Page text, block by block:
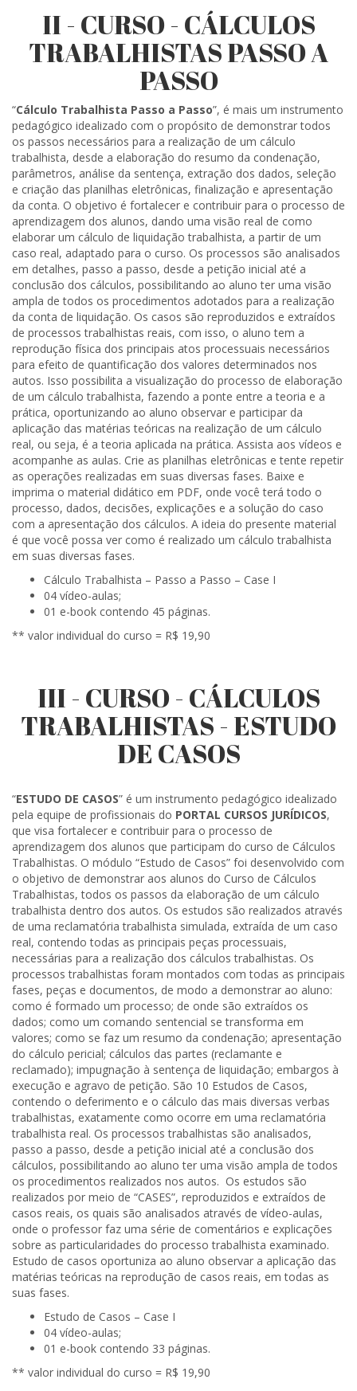
II - CURSO - CÁLCULOS
TRABALHISTAS PASSO A
PASSO
“Cálculo Trabalhista Passo a Passo”, é mais um instrumento
pedagógico idealizado com o propósito de demonstrar todos
os passos necessários para a realização de um cálculo
trabalhista, desde a elaboração do resumo da condenação,
parâmetros, análise da sentença, extração dos dados, seleção
e criação das planilhas eletrônicas, finalização e apresentação
da conta. O objetivo é fortalecer e contribuir para o processo de
aprendizagem dos alunos, dando uma visão real de como
elaborar um cálculo de liquidação trabalhista, a partir de um
caso real, adaptado para o curso. Os processos são analisados
em detalhes, passo a passo, desde a petição inicial até a
conclusão dos cálculos, possibilitando ao aluno ter uma visão
ampla de todos os procedimentos adotados para a realização
da conta de liquidação. Os casos são reproduzidos e extraídos
de processos trabalhistas reais, com isso, o aluno tem a
reprodução física dos principais atos processuais necessários
para efeito de quantificação dos valores determinados nos
autos. Isso possibilita a visualização do processo de elaboração
de um cálculo trabalhista, fazendo a ponte entre a teoria e a
prática, oportunizando ao aluno observar e participar da
aplicação das matérias teóricas na realização de um cálculo
real, ou seja, é a teoria aplicada na prática. Assista aos vídeos e
acompanhe as aulas. Crie as planilhas eletrônicas e tente repetir
as operações realizadas em suas diversas fases. Baixe e
imprima o material didático em PDF, onde você terá todo o
processo, dados, decisões, explicações e a solução do caso
com a apresentação dos cálculos. A ideia do presente material
é que você possa ver como é realizado um cálculo trabalhista
em suas diversas fases.
Cálculo Trabalhista – Passo a Passo – Case I
04 vídeo-aulas;
01 e-book contendo 45 páginas.
** valor individual do curso = R$ 19,90
III - CURSO - CÁLCULOS
TRABALHISTAS - ESTUDO
DE CASOS
“ESTUDO DE CASOS” é um instrumento pedagógico idealizado
pela equipe de profissionais do PORTAL CURSOS JURÍDICOS,
que visa fortalecer e contribuir para o processo de
aprendizagem dos alunos que participam do curso de Cálculos
Trabalhistas. O módulo “Estudo de Casos” foi desenvolvido com
o objetivo de demonstrar aos alunos do Curso de Cálculos
Trabalhistas, todos os passos da elaboração de um cálculo
trabalhista dentro dos autos. Os estudos são realizados através
de uma reclamatória trabalhista simulada, extraída de um caso
real, contendo todas as principais peças processuais,
necessárias para a realização dos cálculos trabalhistas. Os
processos trabalhistas foram montados com todas as principais
fases, peças e documentos, de modo a demonstrar ao aluno:
como é formado um processo; de onde são extraídos os
dados; como um comando sentencial se transforma em
valores; como se faz um resumo da condenação; apresentação
do cálculo pericial; cálculos das partes (reclamante e
reclamado); impugnação à sentença de liquidação; embargos à
execução e agravo de petição. São 10 Estudos de Casos,
contendo o deferimento e o cálculo das mais diversas verbas
trabalhistas, exatamente como ocorre em uma reclamatória
trabalhista real. Os processos trabalhistas são analisados,
passo a passo, desde a petição inicial até a conclusão dos
cálculos, possibilitando ao aluno ter uma visão ampla de todos
os procedimentos realizados nos autos. Os estudos são
realizados por meio de “CASES”, reproduzidos e extraídos de
casos reais, os quais são analisados através de vídeo-aulas,
onde o professor faz uma série de comentários e explicações
sobre as particularidades do processo trabalhista examinado.
Estudo de casos oportuniza ao aluno observar a aplicação das
matérias teóricas na reprodução de casos reais, em todas as
suas fases.
Estudo de Casos – Case I
04 vídeo-aulas;
01 e-book contendo 33 páginas.
** valor individual do curso = R$ 19,90